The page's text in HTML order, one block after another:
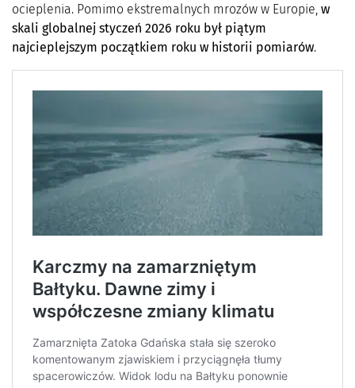
ocieplenia. Pomimo ekstremalnych mrozów w Europie, w
skali globalnej styczeń 2026 roku był piątym
najcieplejszym początkiem roku w historii pomiarów.